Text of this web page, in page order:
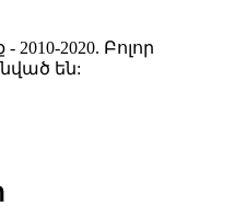
2020. Բոլոր
են: